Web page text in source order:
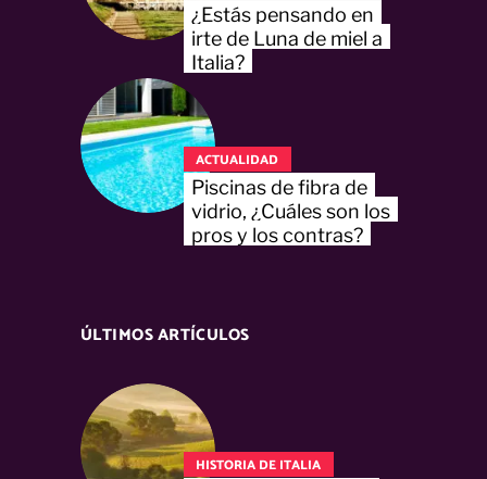
¿Estás pensando en
irte de Luna de miel a
Italia?
ACTUALIDAD
Piscinas de fibra de
vidrio, ¿Cuáles son los
pros y los contras?
ÚLTIMOS ARTÍCULOS
HISTORIA DE ITALIA